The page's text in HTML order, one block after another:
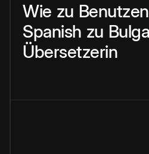
Wie zu Benutzen
Spanish zu
Übersetzerin